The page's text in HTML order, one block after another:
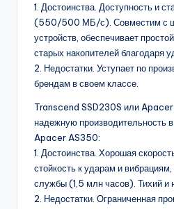
1. Достоинства. Доступность и
(550/500 МБ/с). Совместим с
устройств, обеспечивает
старых накопителей благодаря
2. Недостатки. Уступает по
брендам в своем классе.
Transcend SSD230S или
надежную производительность
Apacer AS350:
1. Достоинства. Хорошая
стойкость к ударам и
службы (1,5 млн часов). Тихий и
2. Недостатки. Ограниченная